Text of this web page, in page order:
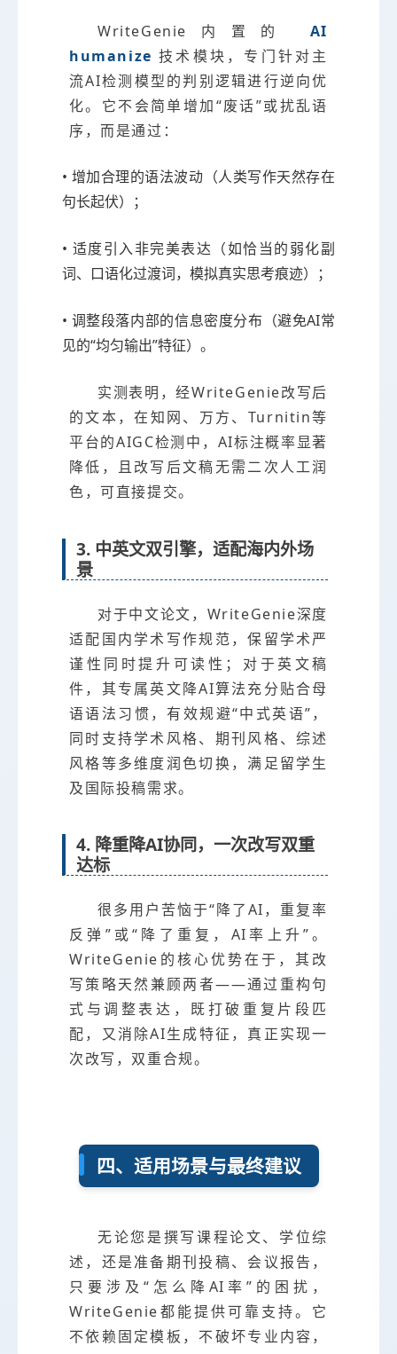
WriteGenie内置的 AI
humanize 技术模块，专门针对主
流AI检测模型的判别逻辑进行逆向优
化。它不会简单增加“废话”或扰乱语
序，而是通过：
• 增加合理的语法波动（人类写作天然存在
句长起伏）；
• 适度引入非完美表达（如恰当的弱化副
词、口语化过渡词，模拟真实思考痕迹）；
• 调整段落内部的信息密度分布（避免AI常
见的“均匀输出”特征）。
实测表明，经WriteGenie改写后
的文本，在知网、万方、Turnitin等
平台的AIGC检测中，AI标注概率显著
降低，且改写后文稿无需二次人工润
色，可直接提交。
3. 中英文双引擎，适配海内外场
景
对于中文论文，WriteGenie深度
适配国内学术写作规范，保留学术严
谨性同时提升可读性；对于英文稿
件，其专属英文降AI算法充分贴合母
语语法习惯，有效规避“中式英语”，
同时支持学术风格、期刊风格、综述
风格等多维度润色切换，满足留学生
及国际投稿需求。
4. 降重降AI协同，一次改写双重
达标
很多用户苦恼于“降了AI，重复率
反弹”或“降了重复，AI率上升”。
WriteGenie的核心优势在于，其改
写策略天然兼顾两者——通过重构句
式与调整表达，既打破重复片段匹
配，又消除AI生成特征，真正实现一
次改写，双重合规。
四、适用场景与最终建议
无论您是撰写课程论文、学位综
述，还是准备期刊投稿、会议报告，
只要涉及“怎么降AI率”的困扰，
WriteGenie都能提供可靠支持。它
不依赖固定模板，不破坏专业内容，